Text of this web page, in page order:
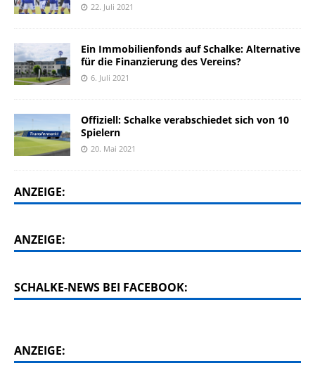
22. Juli 2021
Ein Immobilienfonds auf Schalke: Alternative
für die Finanzierung des Vereins?
6. Juli 2021
Offiziell: Schalke verabschiedet sich von 10
Spielern
20. Mai 2021
ANZEIGE:
ANZEIGE:
SCHALKE-NEWS BEI FACEBOOK:
ANZEIGE: